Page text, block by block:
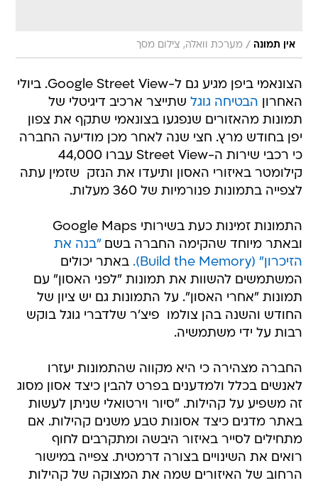
אין תמונה / מערכת וואלה, צילום מסך
הצונאמי ביפן מגיע גם ל-Google Street View. ביולי
האחרון הבטיחה גוגל שתייצר ארכיב דיגיטלי של
תמונות מהאזורים שנפגעו בצונאמי שתקף את צפון
יפן בחודש מרץ. חצי שנה לאחר מכן מודיעה החברה
כי רכבי שירות ה-Street View עברו 44,000
קילומטר באיזורי האסון ותיעדו את הנזק  שזמין עתה
לצפייה בתמונות פנורמיות של 360 מעלות.
התמונות זמינות כעת בשירותי Google Maps
ובאתר מיוחד שהקימה החברה בשם"בנה את
הזיכרון" (Build the Memory).
באתר יכולים
המשתמשים להשוות את תמונות "לפני האסון" עם
תמונות "אחרי האסון". על התמונות גם יש ציון של
החודש והשנה בהן צולמו  פיצ'ר שלדברי גוגל בוקש
רבות על ידי משתמשיה.
החברה מצהירה כי היא מקווה שהתמונות יעזרו
לאנשים בכלל ולמדענים בפרט להבין כיצד אסון מסוג
זה משפיע על קהילות. "סיור וירטואלי שניתן לעשות
באתר מדגים כיצד אסונות טבע משנים קהילות. אם
מתחילים לסייר באיזור היבשה ומתקרבים לחוף 
רואים את השינויים בצורה דרמטית. צפייה במישור
הרחוב של האיזורים שמה את המצוקה של קהילות